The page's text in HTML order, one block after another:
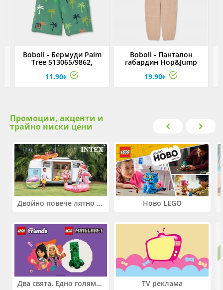
Boboli - Бермуди Palm
Tree 513065/9862,
момче, 2-8 г.
11.90€
Boboli - Панталон
габардин Hop&Jump
533012/7448, момче, 2-8
г.
19.90€
Промоции, акценти и
трайно ниски цени
Двойно повече лятно забавление! Купи 2 продукта INTEX и вземи -33%
Два свята. Едно голямо приключение. Купи 2 продукта LEGO® Friends и/или LEGO® Minecraft и вземи -27%
Ново LEGO
TV реклама